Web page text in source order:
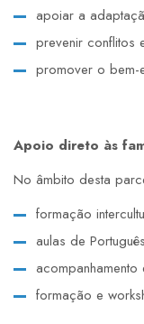
apoiar a
prevenir conflitos
promover o bem-
Apoio direto às
No âmbito desta
formação
aulas de
formação e